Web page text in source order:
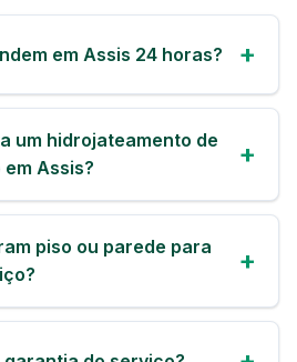
em Assis 24 horas?
um hidrojateamento de
Assis?
piso ou parede para